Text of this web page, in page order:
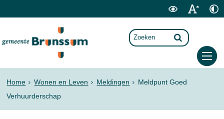
Home Wonen en Leven Meldingen
Meldpunt Goed
Verhuurderschap